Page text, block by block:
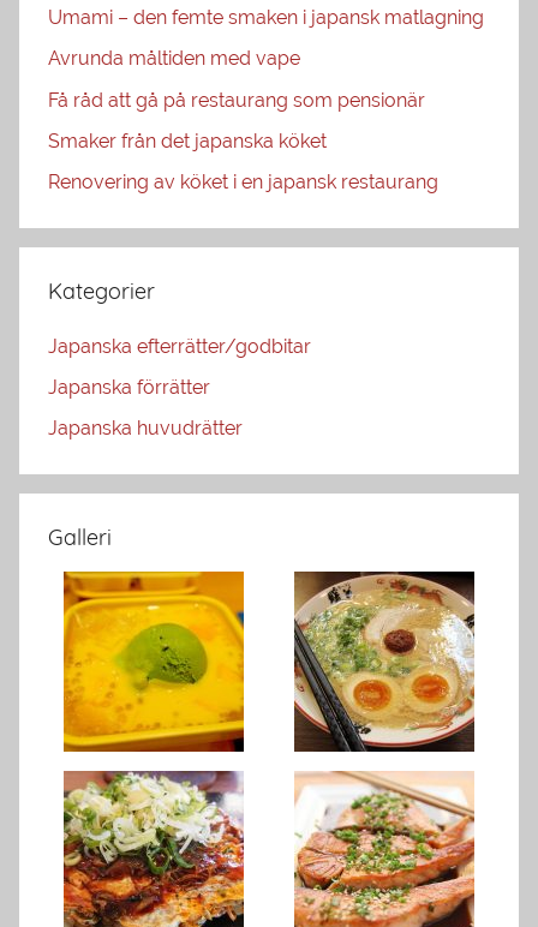
Umami – den femte smaken i japansk matlagning
Avrunda måltiden med vape
Få råd att gå på restaurang som pensionär
Smaker från det japanska köket
Renovering av köket i en japansk restaurang
Kategorier
Japanska efterrätter/godbitar
Japanska förrätter
Japanska huvudrätter
Galleri